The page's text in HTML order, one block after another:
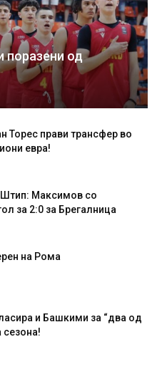
поразени од
Торес прави трансфер во
евра!
Максимов со
за 2:0 за Брегалница
на Рома
и Башкими за “два од
сезона!